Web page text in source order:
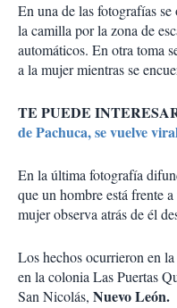
En una de las fotografías
la camilla por la zona de
automáticos. En otra toma
a la mujer mientras se
TE PUEDE
de Pachuca, se vuelve
En la última fotografía
que un hombre está frente
mujer observa atrás de él
Los hechos ocurrieron en la
en la colonia Las Puertas
San Nicolás, Nuevo León.